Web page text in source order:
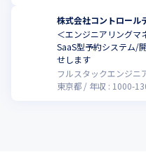
株式会社コントロール
＜エンジニアリングマ
SaaS型予約システム/
せします
フルスタックエンジニ
東京都
年収 : 1000-